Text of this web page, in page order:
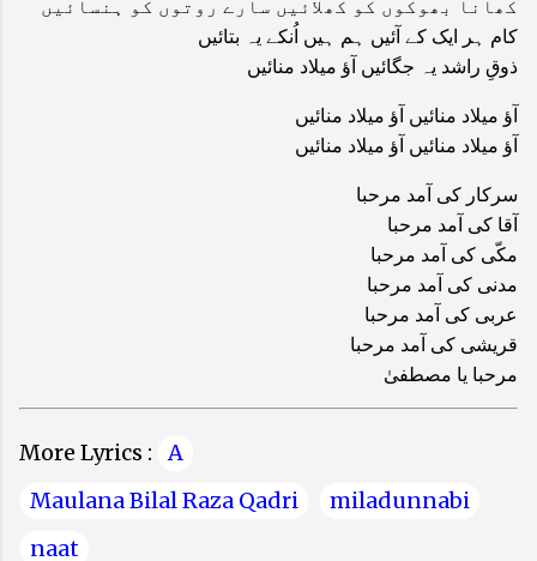
کھانا بھوکوں کو کھلائیں سارے روتوں کو ہنسائیں
کام ہر ایک کے آئیں ہم ہیں اُنکے یہ بتائیں
ذوقِ راشد یہ جگائیں آؤ میلاد منائیں
آؤ میلاد منائیں آؤ میلاد منائیں
آؤ میلاد منائیں آؤ میلاد منائیں
سرکار کی آمد مرحبا
آقا کی آمد مرحبا
مکّی کی آمد مرحبا
مدنی کی آمد مرحبا
عربی کی آمد مرحبا
قریشی کی آمد مرحبا
مرحبا یا مصطفیٰ
More Lyrics :
A
Maulana Bilal Raza Qadri
miladunnabi
naat